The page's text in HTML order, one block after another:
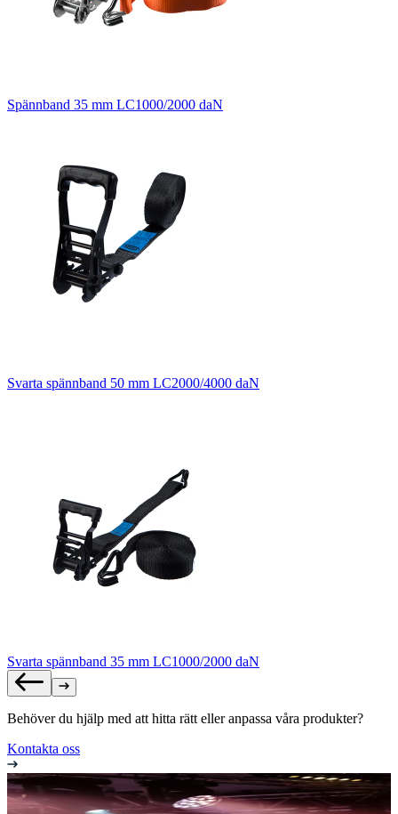
Spännband 35 mm LC1000/2000 daN
Svarta spännband 50 mm LC2000/4000 daN
Svarta spännband 35 mm LC1000/2000 daN
Behöver du hjälp med att hitta rätt eller anpassa våra produkter?
Kontakta oss